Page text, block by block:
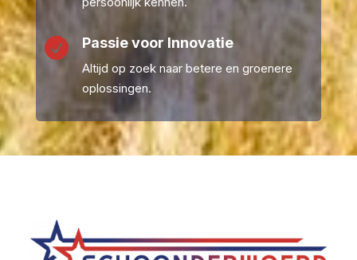
 Passie voor Innovatie
Altijd op zoek naar betere en groenere
oplossingen.